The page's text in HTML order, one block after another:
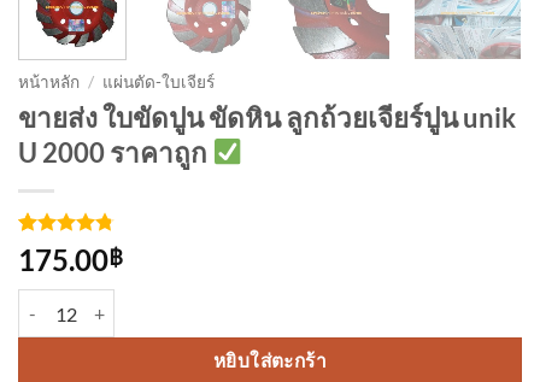
หน้าหลัก / แผ่นตัด-ใบเจียร์
ขายส่ง ใบขัดปูน ขัดหิน ลูกถ้วยเจียร์ปูน unik
U 2000 ราคาถูก
ให้คะแนน
4.75 จาก
5 คะแนน
เต็มบน
4
การให้
175.00฿
หยิบใส่ตะกร้า